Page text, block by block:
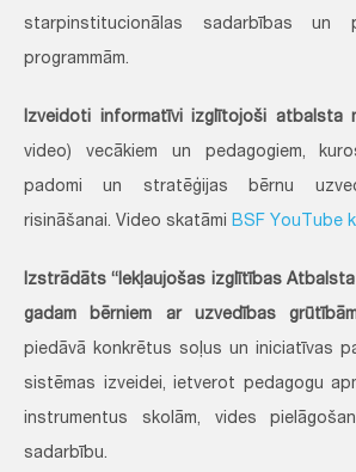
starpinstitucionālas sadarbības un
programmām.
Izveidoti informatīvi izglītojoši atbalsta
video) vecākiem un pedagogiem,
padomi un stratēģijas bērnu
risināšanai. Video skatāmi BSF YouTube
Izstrādāts “Iekļaujošas izglītības Atbalsta
gadam bērniem ar uzvedības
piedāvā konkrētus soļus un iniciatīvas
sistēmas izveidei, ietverot pedagogu
instrumentus skolām, vides
sadarbību.